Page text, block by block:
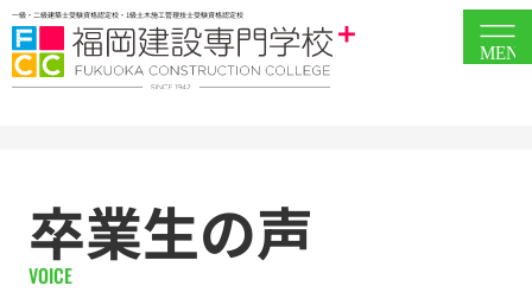
一級・二級建築士受験資格認定校・1級土木施工管理技士受験資格認定校
MENU
卒業生の声
VOICE